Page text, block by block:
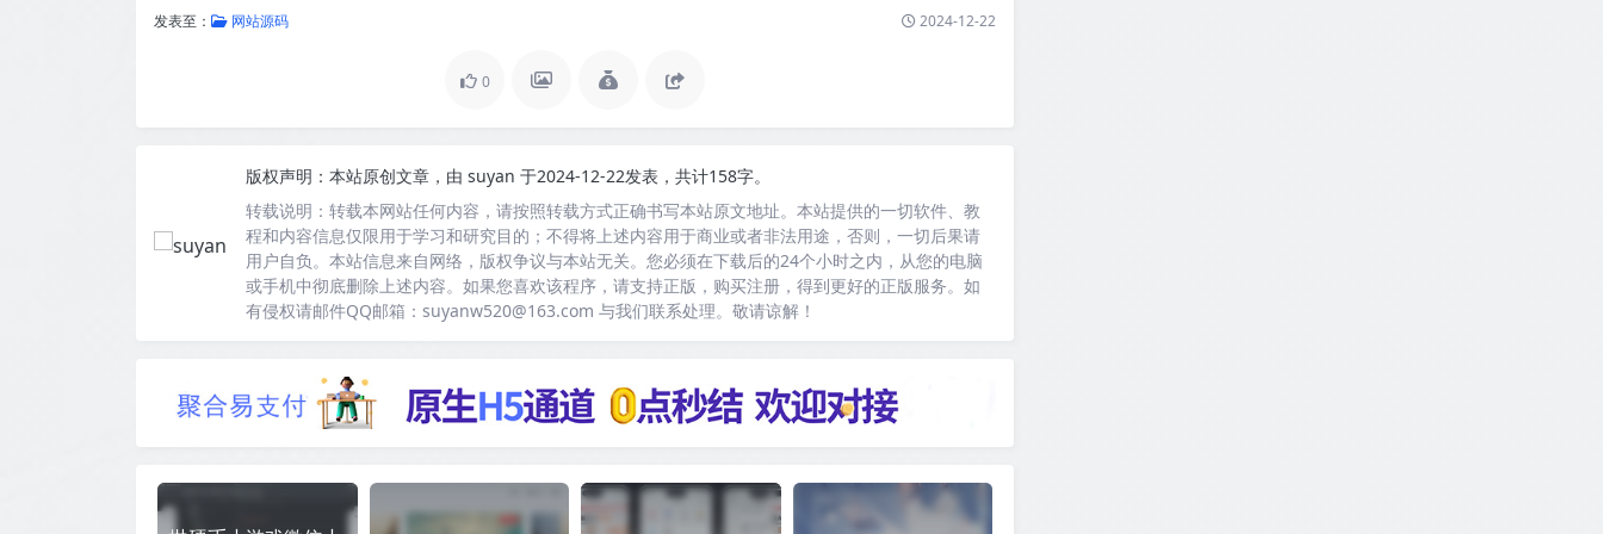
发表至： 网站源码 2024-12-22
0
版权声明： 本站原创文章，由 suyan 于2024-12-22发表，共计158字。
转载说明： 转载本网站任何内容，请按照转载方式正确书写本站原文地址。本站提供的一切软件、教
程和内容信息仅限用于学习和研究目的；不得将上述内容用于商业或者非法用途，否则，一切后果请
用户自负。本站信息来自网络，版权争议与本站无关。您必须在下载后的24个小时之内，从您的电脑
或手机中彻底删除上述内容。如果您喜欢该程序，请支持正版，购买注册，得到更好的正版服务。如
有侵权请邮件QQ邮箱：suyanw520@163.com 与我们联系处理。敬请谅解！